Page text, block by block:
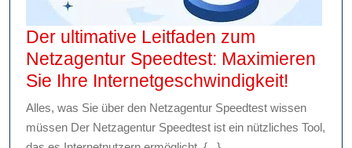
Der ultimative Leitfaden zum
Netzagentur Speedtest: Maximieren
Sie Ihre Internetgeschwindigkeit!
Alles, was Sie über den Netzagentur Speedtest wissen
müssen Der Netzagentur Speedtest ist ein nützliches Tool,